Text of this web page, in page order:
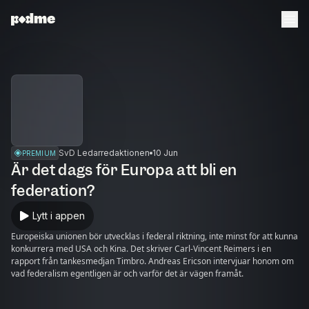
PREMIUM SvD Ledarredaktionen 10 Jun
Är det dags för Europa att bli en
federation?
Lytt i appen
Europeiska unionen bör utvecklas i federal riktning, inte minst för att kunna
konkurrera med USA och Kina. Det skriver Carl-Vincent Reimers i en
rapport från tankesmedjan Timbro. Andreas Ericson intervjuar honom om
vad federalism egentligen är och varför det är vägen framåt.